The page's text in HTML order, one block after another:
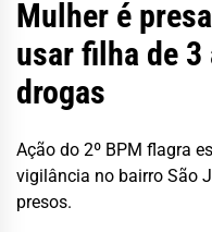
Mulher é
usar filha de
drogas
Ação do 2º BPM flagra
vigilância no bairro São
presos.